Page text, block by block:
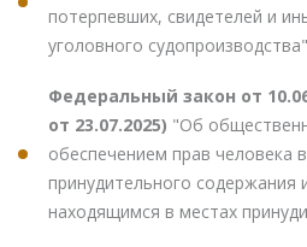
потерпевших, свидетелей и
уголовного судопроизводства"
Федеральный закон от
от 23.07.2025) "Об
обеспечением прав человека
принудительного содержания
находящимся в местах